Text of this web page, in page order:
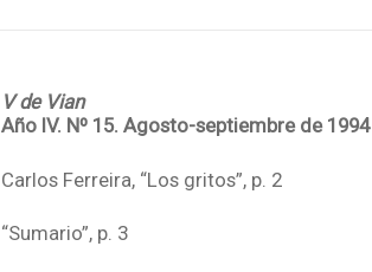
V de Vian
Año IV. Nº 15. Agosto-septiembre de 1994
Carlos Ferreira, “Los gritos”, p. 2
“Sumario”, p. 3